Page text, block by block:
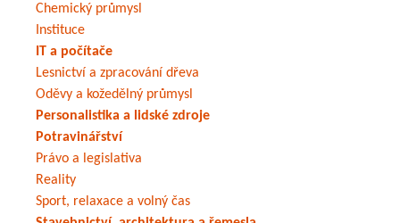
Chemický průmysl
Instituce
IT a počítače
Lesnictví a zpracování dřeva
Oděvy a kožedělný průmysl
Personalistika a lidské zdroje
Potravinářství
Právo a legislativa
Reality
Sport, relaxace a volný čas